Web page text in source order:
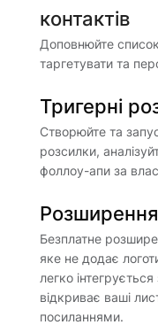
контактів
Доповнюйте
таргетувати та
Тригерні
Створюйте та
розсилки,
фоллоу-апи за
Безплатне
яке не додає
легко
відкриває ваші
посиланнями.